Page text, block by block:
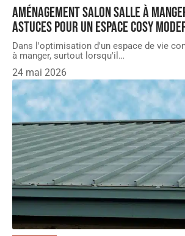
Aménagement salon salle à
astuces pour un espace cosy
Dans l'optimisation d'un espace de vie
à manger, surtout lorsqu'il …
24 mai 2026